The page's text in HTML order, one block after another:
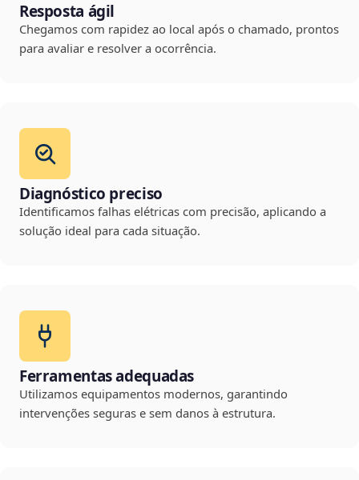
Resposta ágil
Chegamos com rapidez ao local após o chamado, prontos
para avaliar e resolver a ocorrência.
Diagnóstico preciso
Identificamos falhas elétricas com precisão, aplicando a
solução ideal para cada situação.
Ferramentas adequadas
Utilizamos equipamentos modernos, garantindo
intervenções seguras e sem danos à estrutura.